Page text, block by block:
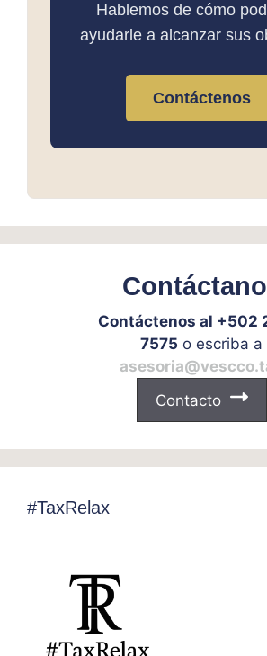
Hablemos de cómo
ayudarle a alcanzar sus
Contáctenos
Contáctenos al +502
7575 o escriba a
Contacto
#TaxRelax